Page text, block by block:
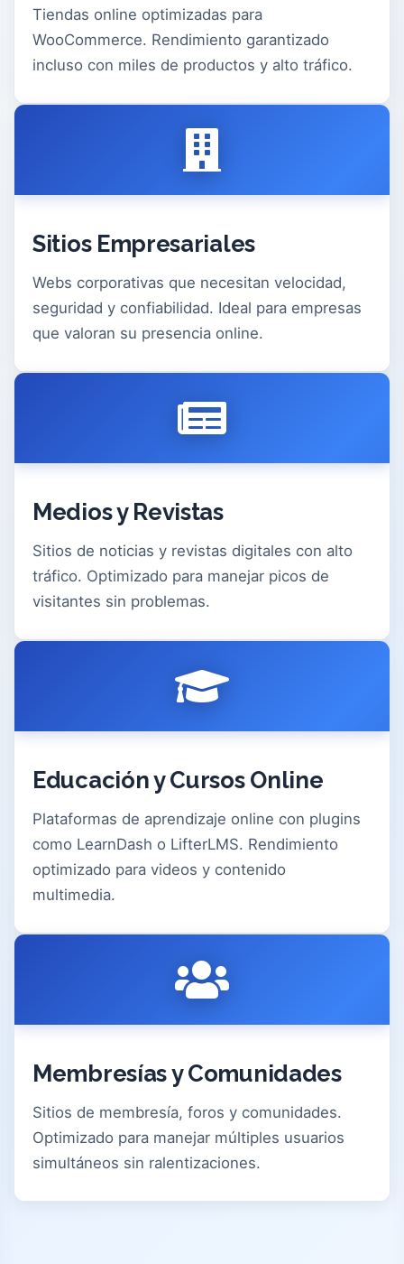
Tiendas online optimizadas para
WooCommerce. Rendimiento garantizado
incluso con miles de productos y alto tráfico.
Sitios Empresariales
Webs corporativas que necesitan velocidad,
seguridad y confiabilidad. Ideal para empresas
que valoran su presencia online.
Medios y Revistas
Sitios de noticias y revistas digitales con alto
tráfico. Optimizado para manejar picos de
visitantes sin problemas.
Educación y Cursos Online
Plataformas de aprendizaje online con plugins
como LearnDash o LifterLMS. Rendimiento
optimizado para videos y contenido
multimedia.
Membresías y Comunidades
Sitios de membresía, foros y comunidades.
Optimizado para manejar múltiples usuarios
simultáneos sin ralentizaciones.